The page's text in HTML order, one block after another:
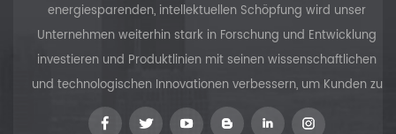
energiesparenden, intellektuellen Schöpfung wird unser
Unternehmen weiterhin stark in Forschung und Entwicklung
investieren und Produktlinien mit seinen wissenschaftlichen
und technologischen Innovationen verbessern, um Kunden zu
versorgen